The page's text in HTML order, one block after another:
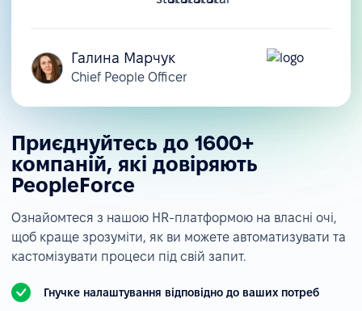
Галина Марчук
Chief People Officer
Приєднуйтесь до 1600+
компаній, які довіряють
PeopleForce
Ознайомтеся з нашою HR-платформою на власні очі,
щоб краще зрозуміти, як ви можете автоматизувати та
кастомізувати процеси під свій запит.
Гнучке налаштування відповідно до ваших потреб